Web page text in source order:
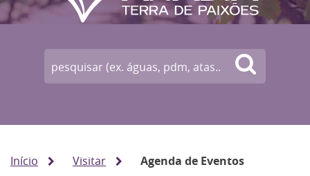
Início Visitar Agenda de Eventos